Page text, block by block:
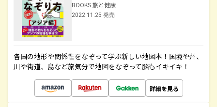
BOOKS 旅と健康
2022.11.25 発売
各国の地形や関係性をなぞって学ぶ新しい地図本！国境や州、
川や街道、島など旅気分で地図をなぞって脳もイキイキ！
詳細を見る